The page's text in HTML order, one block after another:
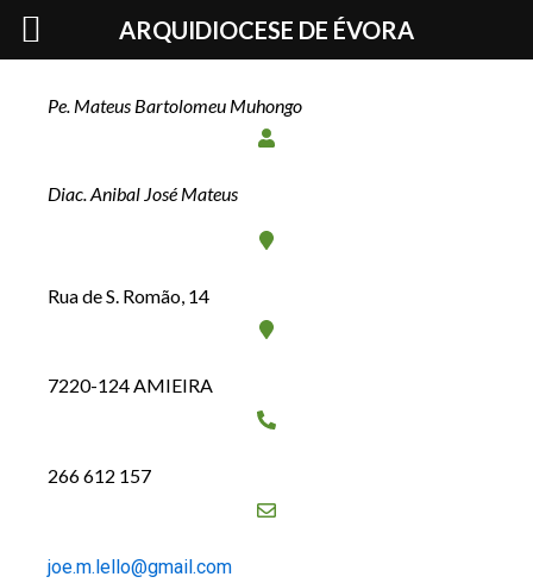
Skip
Pe. José Mombo Lelo
Pe. Mateus Bartolomeu Muhongo
Diac. Anibal José Mateus
Rua de S. Romão, 14
7220-124 AMIEIRA
266 612 157
joe.m.lello@gmail.com
ARQUIDIOCESE DE ÉVORA